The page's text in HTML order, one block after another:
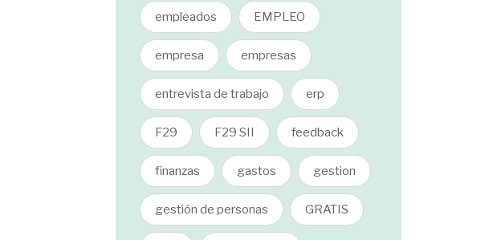
empleados EMPLEO
empresa empresas
entrevista de trabajo erp
F29 F29 SII feedback
finanzas gastos gestion
gestión de personas GRATIS